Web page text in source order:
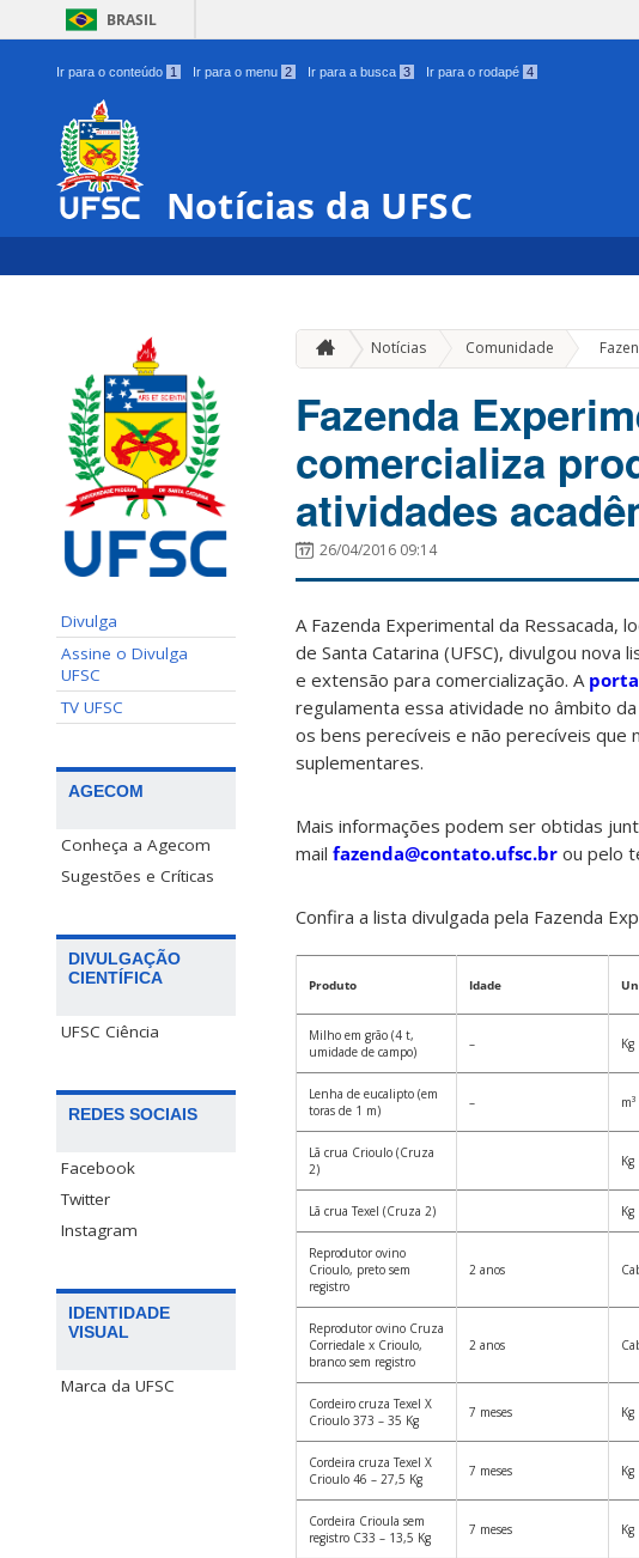
BRASIL
Ir para o conteúdo 1 Ir para o menu 2 Ir para a busca 3 Ir para o rodapé 4
Notícias da UFSC
Divulga
Assine o Divulga
UFSC
TV UFSC
AGECOM
Conheça a Agecom
Sugestões e Críticas
DIVULGAÇÃO
CIENTÍFICA
UFSC Ciência
REDES SOCIAIS
Facebook
Twitter
Instagram
IDENTIDADE
VISUAL
Marca da UFSC
Notícias Comunidade »
Fazenda
comercializa
atividades
26/04/2016 09:14
A Fazenda Experimental da Ressacada,
de Santa Catarina (UFSC), divulgou
e extensão para comercialização. A
regulamenta essa atividade no âmbito
os bens perecíveis e não perecíveis
suplementares.
Mais informações podem ser obtidas
mail fazenda@contato.ufsc.br ou pelo
Confira a lista divulgada pela Fazenda
Produto Idade
Milho em grão (4 t,
umidade de campo)
– Kg
Lenha de eucalipto (em
toras de 1 m)
– m³
Lã crua Crioulo (Cruza
2)
Kg
Lã crua Texel (Cruza 2) Kg
Reprodutor ovino
Crioulo, preto sem
registro
2 anos
Reprodutor ovino Cruza
Corriedale x Crioulo,
branco sem registro
2 anos
Cordeiro cruza Texel X
Crioulo 373 – 35 Kg
7 meses Kg
Cordeira cruza Texel X
Crioulo 46 – 27,5 Kg
7 meses Kg
Cordeira Crioula sem
registro C33 – 13,5 Kg
7 meses Kg